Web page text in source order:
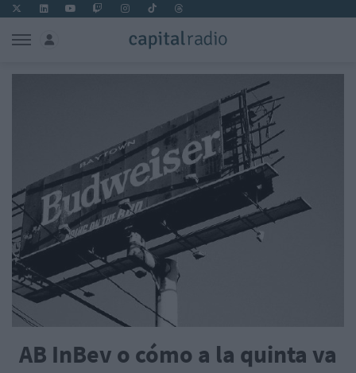
AB InBev o cómo a la quinta va